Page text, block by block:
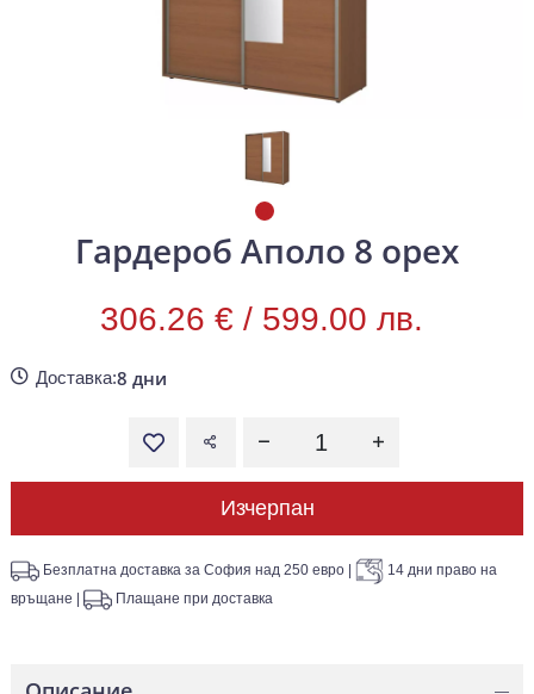
Гардероб Аполо 8 орех
306.26 € / 599.00 лв.
Доставка:8 дни
Изчерпан
Безплатна доставка за София над 250 евро
14 дни право на
връщане
Плащане при доставка